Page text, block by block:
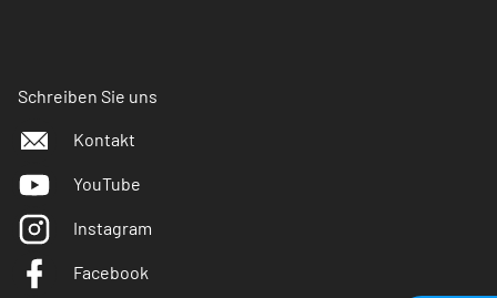
Schreiben Sie uns
Kontakt
YouTube
Instagram
Facebook